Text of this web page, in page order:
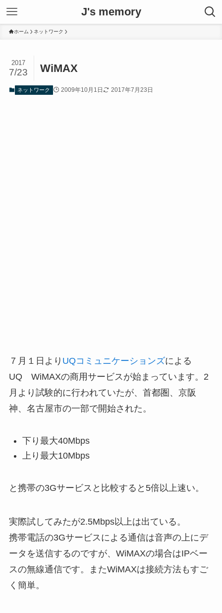
J's memory
ホーム ネットワーク
WiMAX
2017
7/23
ネットワーク 2009年10月1日 2017年7月23日
７月１日より UQコミュニケーションズによる
UQ WiMAXの商用サービスが始まっています。2
月より試験的に行われていたが、首都圏、京阪
神、名古屋市の一部で開始された。
下り最大40Mbps
上り最大10Mbps
と携帯の3Gサービスと比較すると5倍以上速い。
実際試してみたが2.5Mbps以上は出ている。
携帯電話の3Gサービスによる通信は音声の上にデ
ータを送信するのですが、WiMAXの場合はIPベー
スの無線通信です。またWiMAXは接続方法もすご
く簡単。